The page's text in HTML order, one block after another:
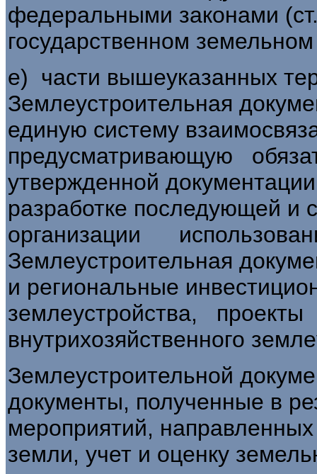
федеральными законами
государственном
е) части вышеуказанных
Землеустроительная
единую систему
предусматривающую
утвержденной
разработке
организации
Землеустроительная
и региональные
землеустройства,
внутрихозяйственного
Землеустроительной
документы, полученные в
мероприятий,
земли, учет и оценку